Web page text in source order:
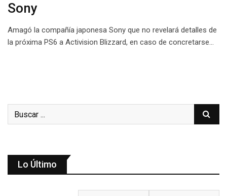
Sony
Amagó la compañía japonesa Sony que no revelará detalles de
la próxima PS6 a Activision Blizzard, en caso de concretarse…
Lo Último